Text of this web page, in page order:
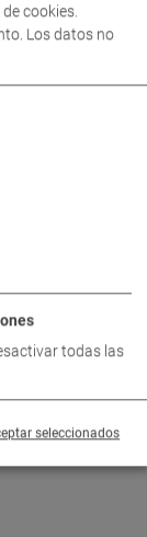
cookies.
Los datos no
todas las
seleccionados